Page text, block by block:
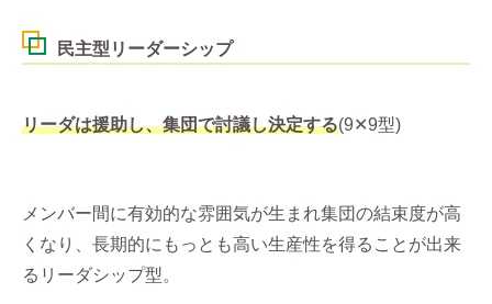
民主型リーダーシップ
リーダは援助し、集団で討議し決定する(9✕9型)
メンバー間に有効的な雰囲気が生まれ集団の結束度が高
くなり、長期的にもっとも高い生産性を得ることが出来
るリーダシップ型。